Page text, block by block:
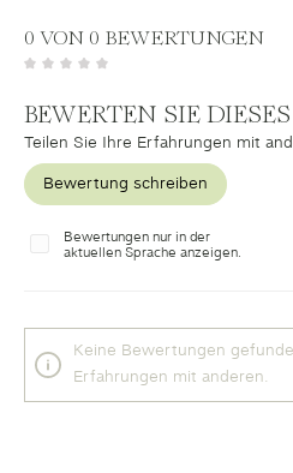
0 VON 0 BEWERTUNGEN
BEWERTEN SIE
Teilen Sie Ihre Erfahrungen mit
Bewertung schreiben
Bewertungen nur in der
aktuellen Sprache anzeigen.
Keine Bewertungen
Erfahrungen mit anderen.